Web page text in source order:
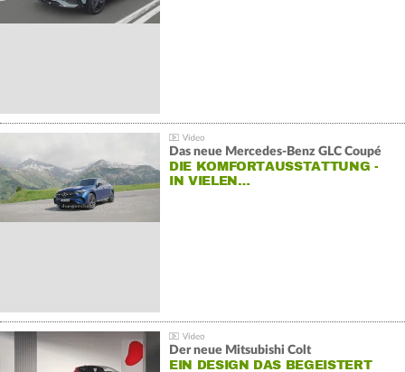
Das neue Mercedes-Benz GLC Coupé
DIE KOMFORTAUSSTATTUNG -
IN VIELEN…
Der neue Mitsubishi Colt
EIN DESIGN DAS BEGEISTERT